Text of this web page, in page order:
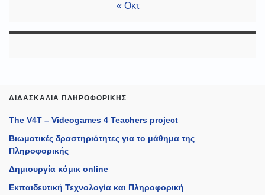
« Οκτ
ΔΙΔΑΣΚΑΛΊΑ ΠΛΗΡΟΦΟΡΙΚΉΣ
The V4T – Videogames 4 Teachers project
Βιωματικές δραστηριότητες για το μάθημα της
Πληροφορικής
Δημιουργία κόμικ online
Εκπαιδευτική Τεχνολογία και Πληροφορική